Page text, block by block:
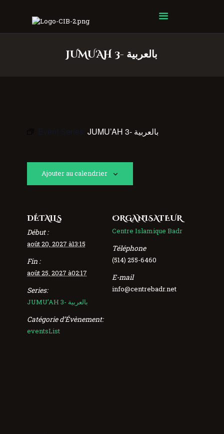
JUMU'AH 3- بالعربية
Centre Islamique Badr
Event Series: JUMU’AH 3- بالعربية
Ajouter au calendrier
DÉTAILS
Début :
août 20, 2027 à13:15
Fin :
août 25, 2027 à02:17
Series:
JUMU’AH 3- بالعربية
Catégorie d’Évènement:
eventsList
ORGANISATEUR
Centre Islamique Badr
Téléphone
(514) 255-6460
E-mail
info@centrebadr.net